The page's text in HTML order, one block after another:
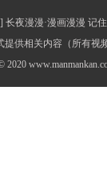
长夜漫漫·漫画漫漫 记
供相关内容（所有
2020